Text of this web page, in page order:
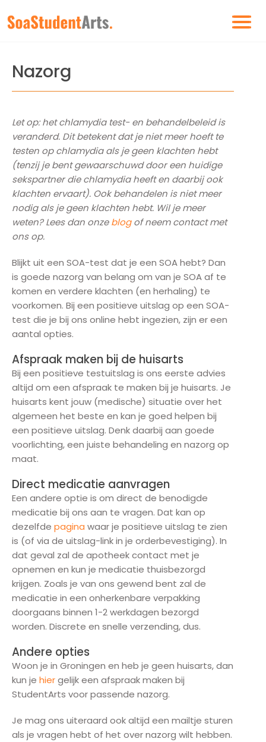
Nazorg
Let op: het chlamydia test- en behandelbeleid is
veranderd. Dit betekent dat je niet meer hoeft te
testen op chlamydia als je geen klachten hebt
(tenzij je bent gewaarschuwd door een huidige
sekspartner die chlamydia heeft en daarbij ook
klachten ervaart). Ook behandelen is niet meer
nodig als je geen klachten hebt. Wil je meer
weten? Lees dan onzeblogof neem contact met
ons op.
Blijkt uit een SOA-test dat je een SOA hebt? Dan
is goede nazorg van belang om van je SOA af te
komen en verdere klachten (en herhaling) te
voorkomen. Bij een positieve uitslag op een SOA-
test die je bij ons online hebt ingezien, zijn er een
aantal opties.
Afspraak maken bij de huisarts
Bij een positieve testuitslag is ons eerste advies
altijd om een afspraak te maken bij je huisarts. Je
huisarts kent jouw (medische) situatie over het
algemeen het beste en kan je goed helpen bij
een positieve uitslag. Denk daarbij aan goede
voorlichting, een juiste behandeling en nazorg op
maat.
Direct medicatie aanvragen
Een andere optie is om direct de benodigde
medicatie bij ons aan te vragen. Dat kan op
dezelfde pagina waar je positieve uitslag te zien
is (of via de uitslag-link in je orderbevestiging). In
dat geval zal de apotheek contact met je
opnemen en kun je medicatie thuisbezorgd
krijgen. Zoals je van ons gewend bent zal de
medicatie in een onherkenbare verpakking
doorgaans binnen 1-2 werkdagen bezorgd
worden. Discrete en snelle verzending, dus.
Andere opties
Woon je in Groningen en heb je geen huisarts, dan
kun je hiergelijk een afspraak maken bij
StudentArts voor passende nazorg.
Je mag ons uiteraard ook altijd een mailtje sturen
als je vragen hebt of het over nazorg wilt hebben.